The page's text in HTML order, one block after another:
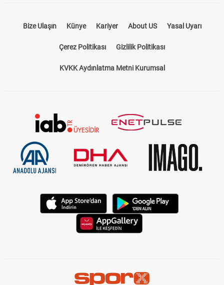
Bize Ulaşın Künye Kariyer About US Yasal Uyarı
Çerez Politikası Gizlilik Politikası
KVKK Aydınlatma Metni Kurumsal